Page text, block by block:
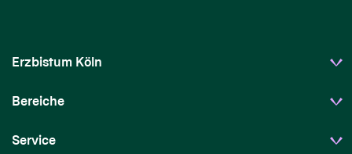
Erzbistum Köln
Bereiche
Service